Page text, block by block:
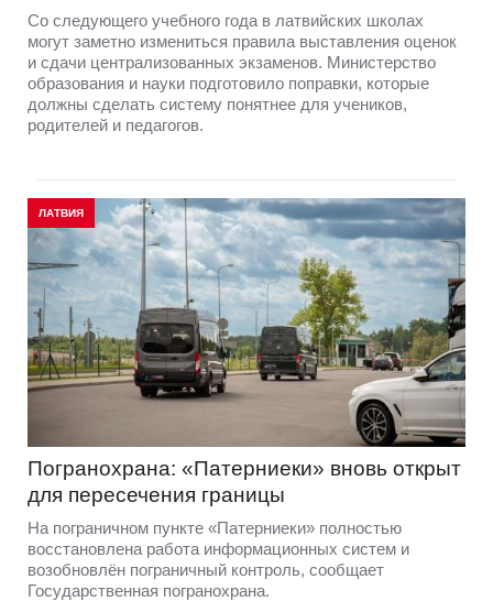
Со следующего учебного года в латвийских школах
могут заметно измениться правила выставления оценок
и сдачи централизованных экзаменов. Министерство
образования и науки подготовило поправки, которые
должны сделать систему понятнее для учеников,
родителей и педагогов.
ЛАТВИЯ
Погранохрана: «Патерниеки» вновь открыт
для пересечения границы
На пограничном пункте «Патерниеки» полностью
восстановлена работа информационных систем и
возобновлён пограничный контроль, сообщает
Государственная погранохрана.